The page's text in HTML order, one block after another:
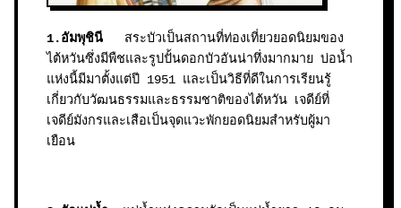
1.อัมพุชินี สระบัวเป็นสถานที่ท่องเที่ยวยอดนิยมของ
ไต้หวันซึ่งมีพืชและรูปปั้นดอกบัวอันน่าทึ่งมากมาย บ่อน้ำ
แห่งนี้มีมาตั้งแต่ปี 1951 และเป็นวิธีที่ดีในการเรียนรู้
เกี่ยวกับวัฒนธรรมและธรรมชาติของไต้หวัน เจดีย์ที่
เจดีย์มังกรและเสือเป็นจุดแวะพักยอดนิยมสำหรับผู้มา
เยือน